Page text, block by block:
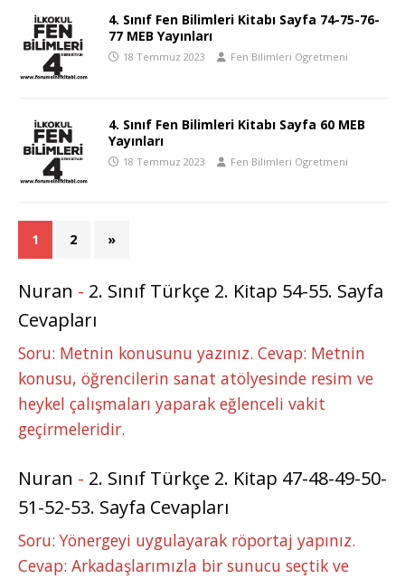
4. Sınıf Fen Bilimleri Kitabı Sayfa 74-75-76-
77 MEB Yayınları
18 Temmuz 2023 Fen Bilimleri Ogretmeni
4. Sınıf Fen Bilimleri Kitabı Sayfa 60 MEB
Yayınları
18 Temmuz 2023 Fen Bilimleri Ogretmeni
1 2 »
Nuran - 2. Sınıf Türkçe 2. Kitap 54-55. Sayfa
Cevapları
Soru: Metnin konusunu yazınız. Cevap: Metnin
konusu, öğrencilerin sanat atölyesinde resim ve
heykel çalışmaları yaparak eğlenceli vakit
geçirmeleridir.
Nuran - 2. Sınıf Türkçe 2. Kitap 47-48-49-50-
51-52-53. Sayfa Cevapları
Soru: Yönergeyi uygulayarak röportaj yapınız.
Cevap: Arkadaşlarımızla bir sunucu seçtik ve